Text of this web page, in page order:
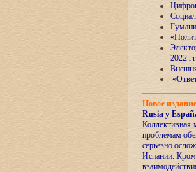
2022
Новое
Rusia y
Коллективная
проблемам
серьезно
Испании.